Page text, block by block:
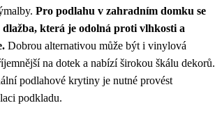
Pro podlahu v zahradním domku se
dlažba, která je odolná proti vlhkosti a
Dobrou alternativou může být i vinylová
na dotek a nabízí širokou škálu dekorů.
podlahové krytiny je nutné provést
podkladu.